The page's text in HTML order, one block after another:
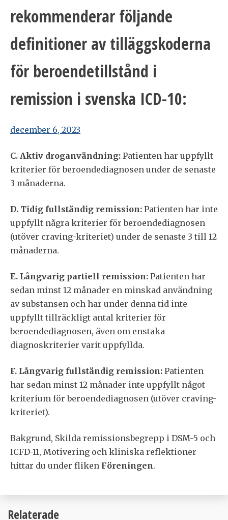
rekommenderar följande
definitioner av tilläggskoderna
för beroendetillstånd i
remission i svenska ICD-10:
december 6, 2023
C. Aktiv droganvändning: Patienten har uppfyllt
kriterier för beroendediagnosen under de senaste
3 månaderna.
D. Tidig fullständig remission: Patienten har inte
uppfyllt några kriterier för beroendediagnosen
(utöver craving-kriteriet) under de senaste 3 till 12
månaderna.
E. Långvarig partiell remission: Patienten har
sedan minst 12 månader en minskad användning
av substansen och har under denna tid inte
uppfyllt tillräckligt antal kriterier för
beroendediagnosen, även om enstaka
diagnoskriterier varit uppfyllda.
F. Långvarig fullständig remission: Patienten
har sedan minst 12 månader inte uppfyllt något
kriterium för beroendediagnosen (utöver craving-
kriteriet).
Bakgrund, Skilda remissionsbegrepp i DSM-5 och
ICFD-11, Motivering och kliniska reflektioner
hittar du under fliken Föreningen.
Relaterade